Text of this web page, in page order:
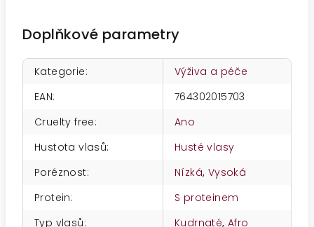
Doplňkové parametry
Kategorie:
Výživa a péče
EAN:
764302015703
Cruelty free:
Ano
Hustota vlasů:
Husté vlasy
Poréznost: Nízká, Vysoká
Protein:
S proteinem
Typ vlasů: Kudrnaté,Afro